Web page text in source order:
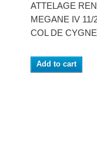
ATTELAGE
MEGANE IV 11/
COL DE
Add to cart